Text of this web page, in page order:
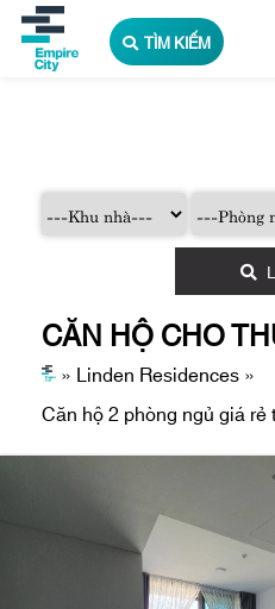
TÌM KIẾM
CĂN HỘ CHO
» Linden Residences »
Căn hộ 2 phòng ngủ giá rẻ